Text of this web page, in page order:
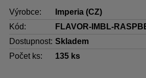
Výrobce:
Imperia (CZ)
Kód:
FLAVOR-IMBL-
Dostupnost: Skladem
Počet ks:
135 ks